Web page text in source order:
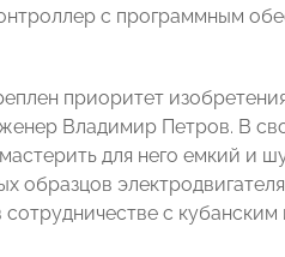
с программным
приоритет
Владимир Петров. В
для него емкий и
образцов
с